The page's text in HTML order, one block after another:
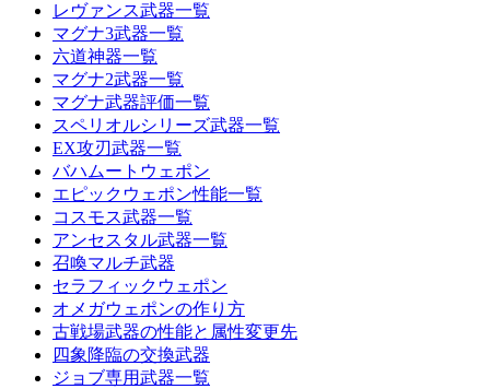
レヴァンス武器一覧
マグナ3武器一覧
六道神器一覧
マグナ2武器一覧
マグナ武器評価一覧
スペリオルシリーズ武器一覧
EX攻刃武器一覧
バハムートウェポン
エピックウェポン性能一覧
コスモス武器一覧
アンセスタル武器一覧
召喚マルチ武器
セラフィックウェポン
オメガウェポンの作り方
古戦場武器の性能と属性変更先
四象降臨の交換武器
ジョブ専用武器一覧